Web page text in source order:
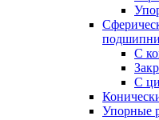
С
С
Упорные